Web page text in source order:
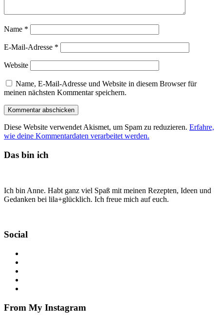
Name *
E-Mail-Adresse *
Website
Name, E-Mail-Adresse und Website in diesem Browser für
meinen nächsten Kommentar speichern.
Diese Website verwendet Akismet, um Spam zu reduzieren. Erfahre,
wie deine Kommentardaten verarbeitet werden.
Das bin ich
Ich bin Anne. Habt ganz viel Spaß mit meinen Rezepten, Ideen und
Gedanken bei lila+glücklich. Ich freue mich auf euch.
Social
From My Instagram